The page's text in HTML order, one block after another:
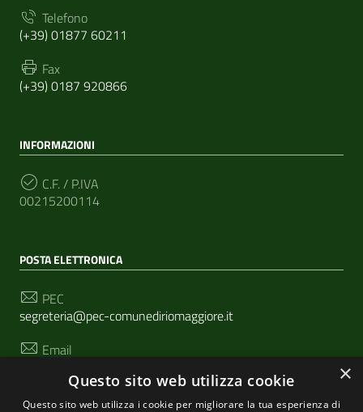
Telefono
(+39) 01877 60211
Fax
(+39) 0187 920866
INFORMAZIONI
C.F. / P.IVA
00215200114
POSTA ELETTRONICA
PEC
segreteria@pec-comunediriomaggiore.it
Email
×
Questo sito web utilizza cookie
Questo sito web utilizza i cookie per migliorare la tua esperienza di